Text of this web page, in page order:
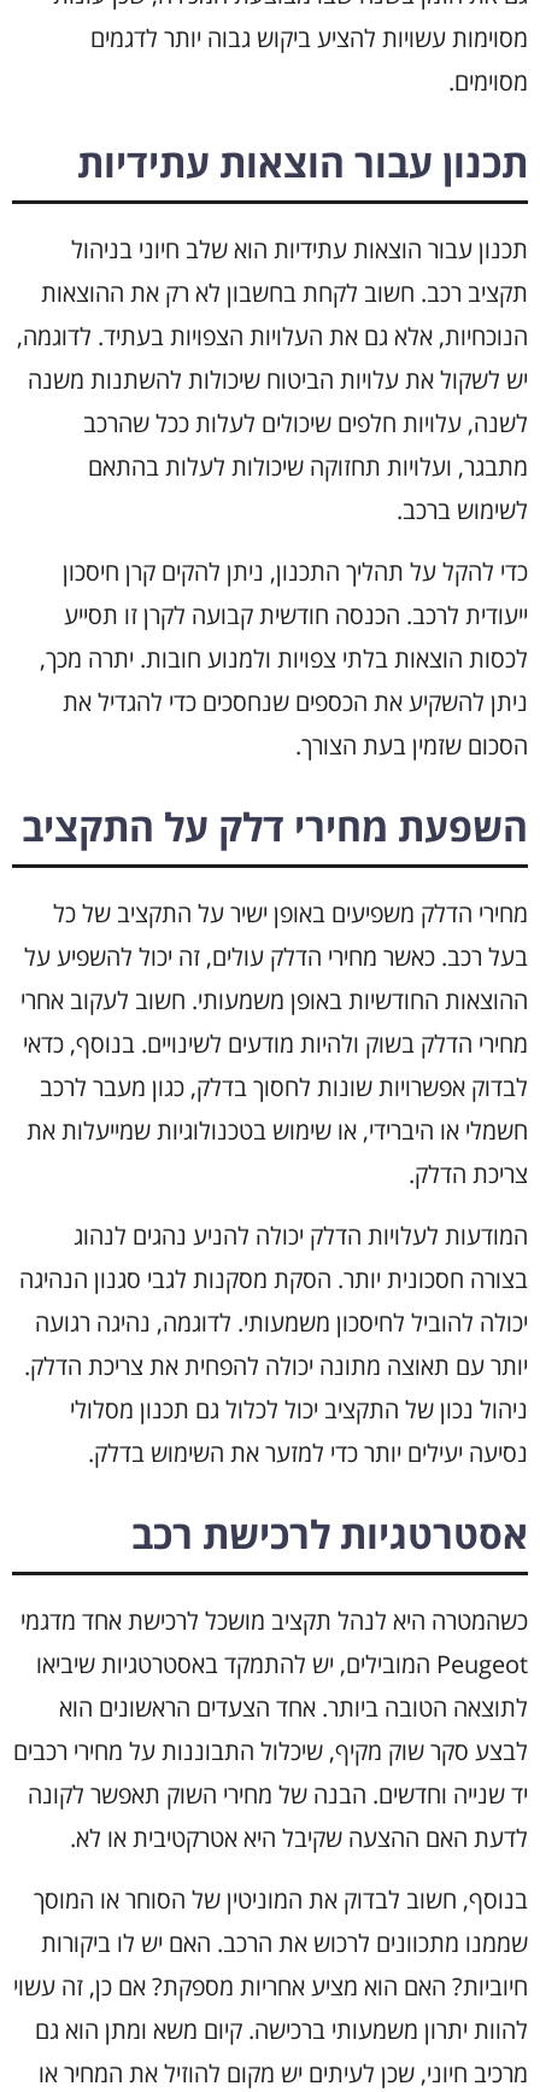
מסוימות עשויות להציע ביקוש גבוה יותר לדגמים
מסוימים.
תכנון עבור הוצאות עתידיות
תכנון עבור הוצאות עתידיות הוא שלב חיוני בניהול
תקציב רכב. חשוב לקחת בחשבון לא רק את ההוצאות
הנוכחיות, אלא גם את העלויות הצפויות בעתיד. לדוגמה,
יש לשקול את עלויות הביטוח שיכולות להשתנות משנה
לשנה, עלויות חלפים שיכולים לעלות ככל שהרכב
מתבגר, ועלויות תחזוקה שיכולות לעלות בהתאם
לשימוש ברכב.
כדי להקל על תהליך התכנון, ניתן להקים קרן חיסכון
ייעודית לרכב. הכנסה חודשית קבועה לקרן זו תסייע
לכסות הוצאות בלתי צפויות ולמנוע חובות. יתרה מכך,
ניתן להשקיע את הכספים שנחסכים כדי להגדיל את
הסכום שזמין בעת הצורך.
השפעת מחירי דלק על התקציב
מחירי הדלק משפיעים באופן ישיר על התקציב של כל
בעל רכב. כאשר מחירי הדלק עולים, זה יכול להשפיע על
ההוצאות החודשיות באופן משמעותי. חשוב לעקוב אחרי
מחירי הדלק בשוק ולהיות מודעים לשינויים. בנוסף, כדאי
לבדוק אפשרויות שונות לחסוך בדלק, כגון מעבר לרכב
חשמלי או היברידי, או שימוש בטכנולוגיות שמייעלות את
צריכת הדלק.
המודעות לעלויות הדלק יכולה להניע נהגים לנהוג
בצורה חסכונית יותר. הסקת מסקנות לגבי סגנון הנהיגה
יכולה להוביל לחיסכון משמעותי. לדוגמה, נהיגה רגועה
יותר עם תאוצה מתונה יכולה להפחית את צריכת הדלק.
ניהול נכון של התקציב יכול לכלול גם תכנון מסלולי
נסיעה יעילים יותר כדי למזער את השימוש בדלק.
אסטרטגיות לרכישת רכב
כשהמטרה היא לנהל תקציב מושכל לרכישת אחד מדגמי
Peugeot המובילים, יש להתמקד באסטרטגיות שיביאו
לתוצאה הטובה ביותר. אחד הצעדים הראשונים הוא
לבצע סקר שוק מקיף, שיכלול התבוננות על מחירי רכבים
יד שנייה וחדשים. הבנה של מחירי השוק תאפשר לקונה
לדעת האם ההצעה שקיבל היא אטרקטיבית או לא.
בנוסף, חשוב לבדוק את המוניטין של הסוחר או המוסך
שממנו מתכוונים לרכוש את הרכב. האם יש לו ביקורות
חיוביות? האם הוא מציע אחריות מספקת? אם כן, זה עשוי
להוות יתרון משמעותי ברכישה. קיום משא ומתן הוא גם
מרכיב חיוני, שכן לעיתים יש מקום להוזיל את המחיר או